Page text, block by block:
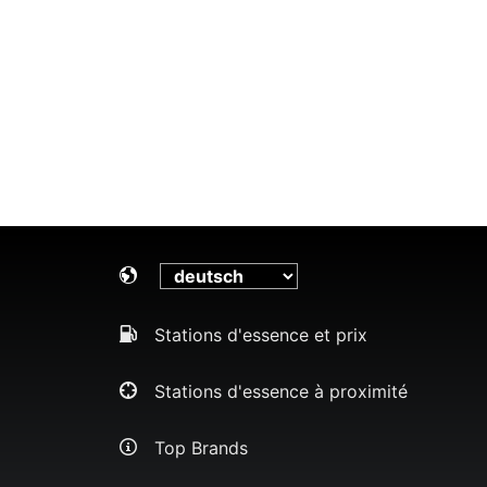
Stations d'essence et prix
Stations d'essence à proximité
Top Brands